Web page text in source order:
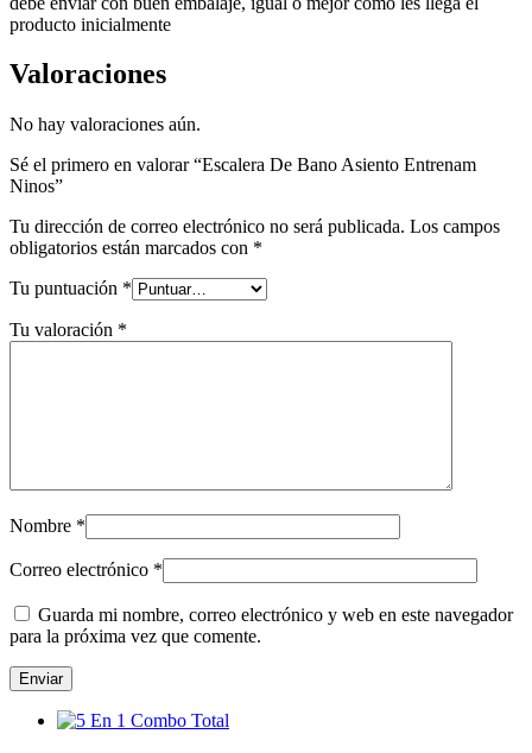
producto inicialmente
Valoraciones
No hay valoraciones aún.
Sé el primero en valorar “Escalera De Bano Asiento Entrenam
Ninos”
Tu dirección de correo electrónico no será publicada. Los campos
obligatorios están marcados con *
Tu puntuación *
Tu valoración *
Nombre *
Correo electrónico *
Guarda mi nombre, correo electrónico y web en este navegador
para la próxima vez que comente.